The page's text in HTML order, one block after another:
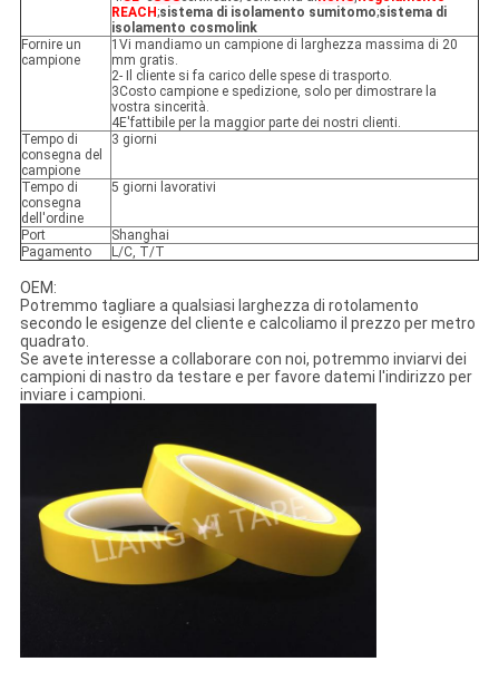
REACH;sistema di isolamento sumitomo;sistema di
isolamento cosmolink
Fornire un
campione
1Vi mandiamo un campione di larghezza massima di 20
mm gratis.
2- Il cliente si fa carico delle spese di trasporto.
3Costo campione e spedizione, solo per dimostrare la
vostra sincerità.
4E'fattibile per la maggior parte dei nostri clienti.
Tempo di
consegna del
campione
3 giorni
Tempo di
consegna
dell'ordine
5 giorni lavorativi
Port
Shanghai
Pagamento
L/C, T/T
OEM:
Potremmo tagliare a qualsiasi larghezza di rotolamento
secondo le esigenze del cliente e calcoliamo il prezzo per metro
quadrato.
Se avete interesse a collaborare con noi, potremmo inviarvi dei
campioni di nastro da testare e per favore datemi l'indirizzo per
inviare i campioni.